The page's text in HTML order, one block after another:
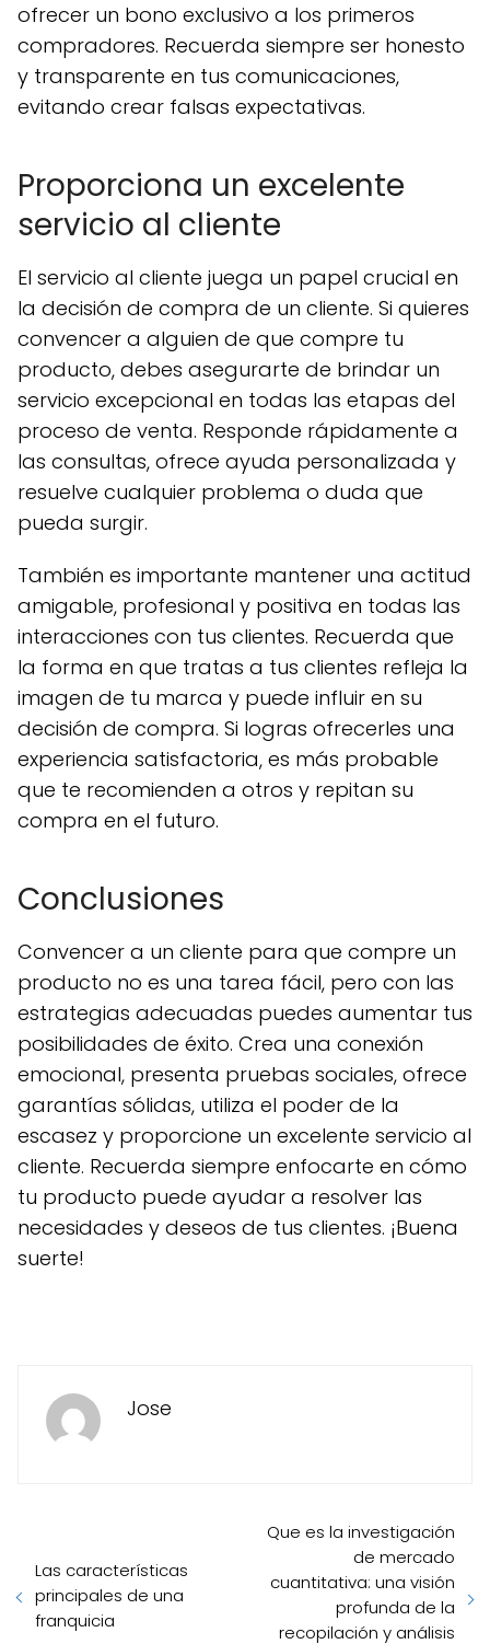
ofrecer un bono exclusivo a los primeros
compradores. Recuerda siempre ser honesto
y transparente en tus comunicaciones,
evitando crear falsas expectativas.
Proporciona un excelente
servicio al cliente
El servicio al cliente juega un papel crucial en
la decisión de compra de un cliente. Si quieres
convencer a alguien de que compre tu
producto, debes asegurarte de brindar un
servicio excepcional en todas las etapas del
proceso de venta. Responde rápidamente a
las consultas, ofrece ayuda personalizada y
resuelve cualquier problema o duda que
pueda surgir.
También es importante mantener una actitud
amigable, profesional y positiva en todas las
interacciones con tus clientes. Recuerda que
la forma en que tratas a tus clientes refleja la
imagen de tu marca y puede influir en su
decisión de compra. Si logras ofrecerles una
experiencia satisfactoria, es más probable
que te recomienden a otros y repitan su
compra en el futuro.
Conclusiones
Convencer a un cliente para que compre un
producto no es una tarea fácil, pero con las
estrategias adecuadas puedes aumentar tus
posibilidades de éxito. Crea una conexión
emocional, presenta pruebas sociales, ofrece
garantías sólidas, utiliza el poder de la
escasez y proporcione un excelente servicio al
cliente. Recuerda siempre enfocarte en cómo
tu producto puede ayudar a resolver las
necesidades y deseos de tus clientes. ¡Buena
suerte!
Jose
Las características
principales de una
franquicia
Que es la investigación
de mercado
cuantitativa: una visión
profunda de la
recopilación y análisis